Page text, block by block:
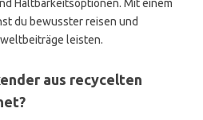
Haltbarkeitsoptionen. Mit einem
du bewusster reisen und
leisten.
aus recycelten